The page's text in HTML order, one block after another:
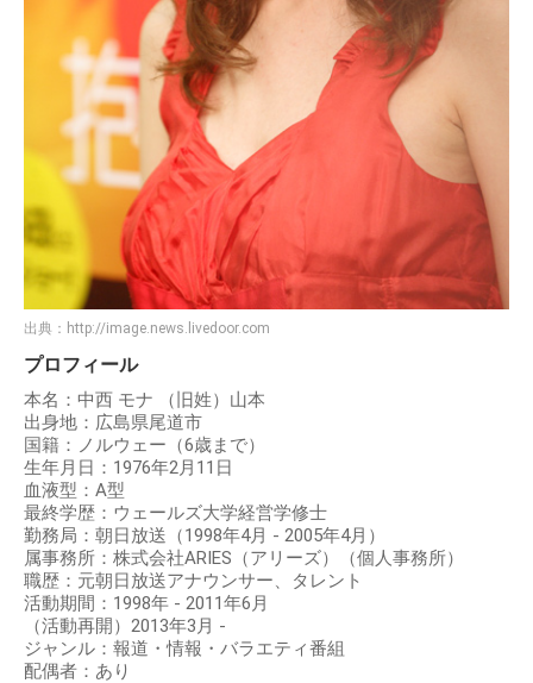
出典： http://image.news.livedoor.com
プロフィール
本名：中西 モナ （旧姓）山本
出身地：広島県尾道市
国籍：ノルウェー（6歳まで）
生年月日：1976年2月11日
血液型：A型
最終学歴：ウェールズ大学経営学修士
勤務局：朝日放送（1998年4月 - 2005年4月）
属事務所：株式会社ARIES（アリーズ）（個人事務所）
職歴：元朝日放送アナウンサー、タレント
活動期間：1998年 - 2011年6月
（活動再開）2013年3月 -
ジャンル：報道・情報・バラエティ番組
配偶者：あり